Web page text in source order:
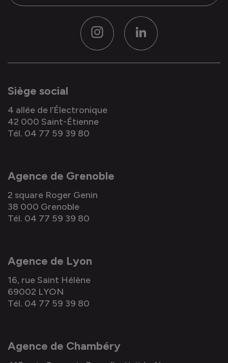
InstagramLinkedIn
Siège social
4 allée de l’Électronique
42 000 Saint-Étienne
Tél. 04 77 59 39 80
Agence de Grenoble
2 square Roger Genin
38 000 Grenoble
Tél. 04 77 59 39 80
Agence de Lyon
16, rue Saint Hélène
69002 LYON
Tél. 04 77 59 39 80
Agence de Chambéry